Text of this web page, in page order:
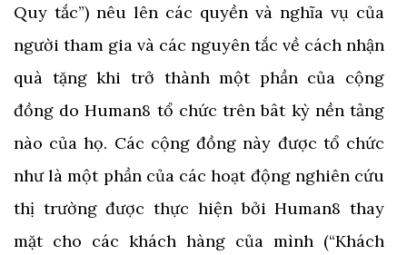
Quy tắc”) nêu lên các quyền và nghĩa vụ của
người tham gia và các nguyên tắc về cách nhận
quà tặng khi trở thành một phần của cộng
đồng do Human8 tổ chức trên bât kỳ nền tảng
nào của họ. Các cộng đồng này được tổ chức
như là một phần của các hoạt động nghiên cứu
thị trường được thực hiện bởi Human8 thay
mặt cho các khách hàng của mình (“Khách